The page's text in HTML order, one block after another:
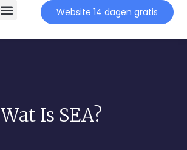
Website 14 dagen gratis
Wat Is SEA?